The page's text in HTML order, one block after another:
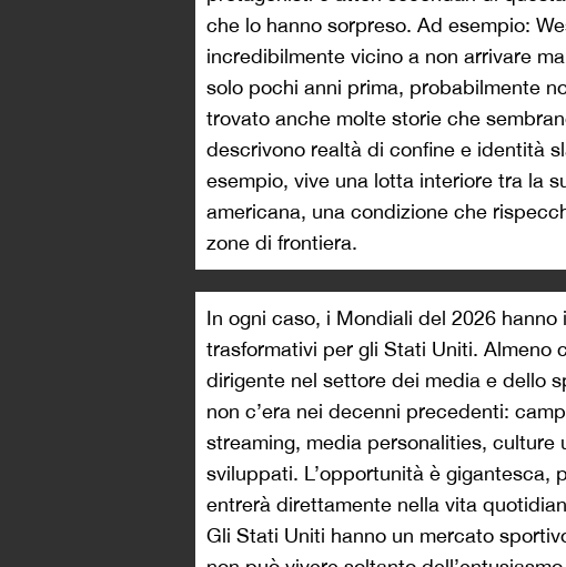
che lo hanno sorpreso. Ad esempio:
incredibilmente vicino a non arrivare
solo pochi anni prima, probabilmente
trovato anche molte storie che
descrivono realtà di confine e identità
esempio, vive una lotta interiore tra la
americana, una condizione che
zone di frontiera.
In ogni caso, i Mondiali del 2026
trasformativi per gli Stati Uniti. Almeno
dirigente nel settore dei media e dello
non c’era nei decenni precedenti:
streaming, media personalities, culture
sviluppati. L’opportunità è gigantesca,
entrerà direttamente nella vita
Gli Stati Uniti hanno un mercato